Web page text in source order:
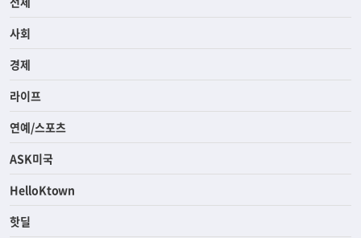
전체
사회
경제
라이프
연예/스포츠
ASK미국
HelloKtown